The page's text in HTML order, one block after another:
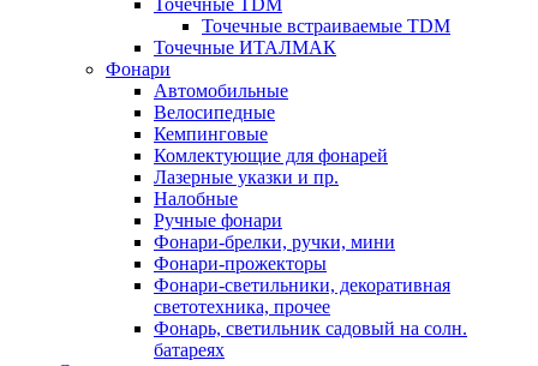
Точечные TDM
Точечные встраиваемые TDM
Точечные ИТАЛМАК
Фонари
Автомобильные
Велосипедные
Кемпинговые
Комлектующие для фонарей
Лазерные указки и пр.
Налобные
Ручные фонари
Фонари-брелки, ручки, мини
Фонари-прожекторы
Фонари-светильники, декоративная
светотехника, прочее
Фонарь, светильник садовый на солн.
батареях